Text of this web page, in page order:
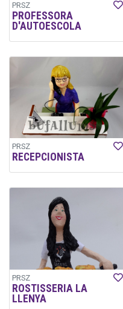
PRSZ
PROFESSORA
D'AUTOESCOLA
PRSZ
RECEPCIONISTA
PRSZ
ROSTISSERIA LA
LLENYA